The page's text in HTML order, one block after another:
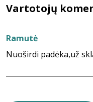
Vartotojų
Ramutė
Nuoširdi padėka,už